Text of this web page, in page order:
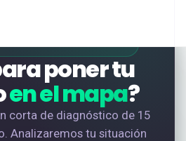
poner tu
en el mapa?
corta de diagnóstico de 15
Analizaremos tu situación